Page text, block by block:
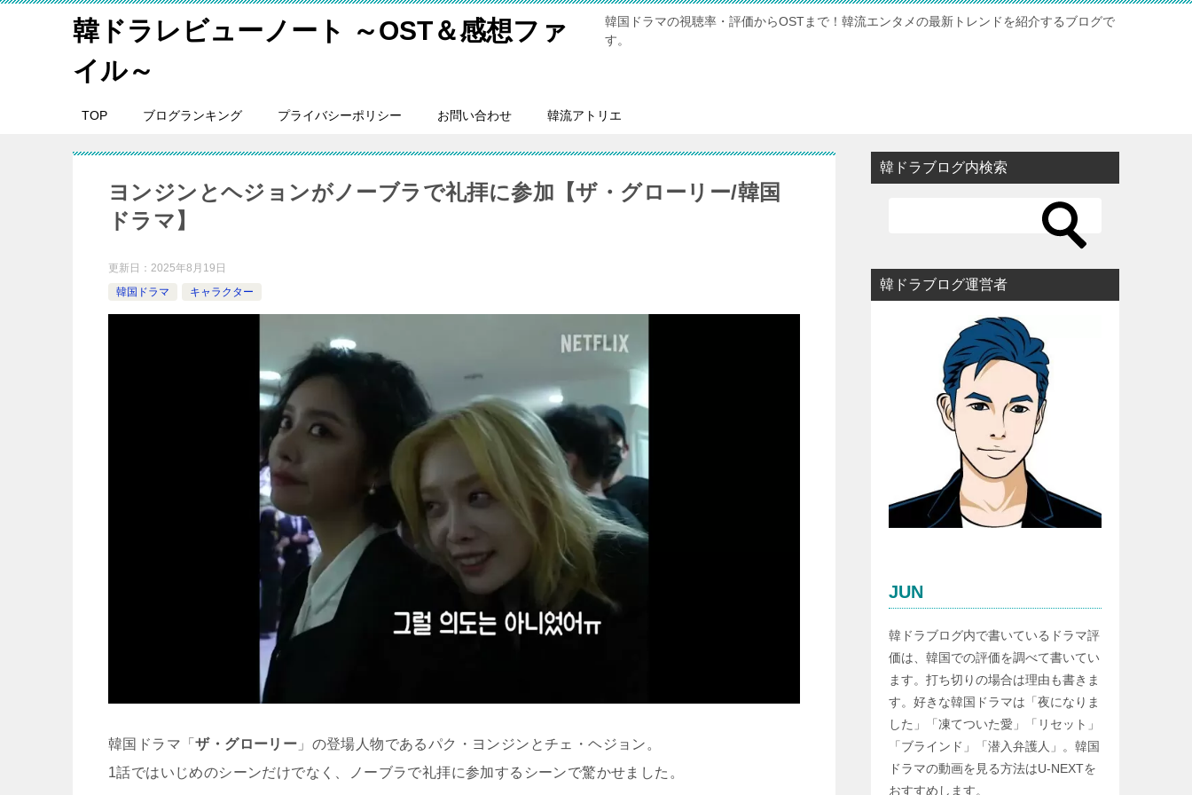
韓ドラレビューノート ～OST＆感想ファ
イル～
韓国ドラマの視聴率・評価からOSTまで！韓流エンタメの最新トレンドを紹介するブログで
す。
TOP ブログランキング プライバシーポリシー お問い合わせ 韓流アトリエ
ヨンジンとヘジョンがノーブラで礼拝に参加【ザ・グローリー/韓国
ドラマ】
更新日： 2025年8月19日
韓国ドラマ
キャラクター
韓国ドラマ「ザ・グローリー 」の登場人物であるパク・ヨンジンとチェ・ヘジョン。
1話ではいじめのシーンだけでなく、ノーブラで礼拝に参加するシーンで驚かせました。
韓ドラブログ内検索
韓ドラブログ運営者
JUN
韓ドラブログ内で書いているドラマ評
価は、韓国での評価を調べて書いてい
ます。打ち切りの場合は理由も書きま
す。好きな韓国ドラマは「夜になりま
した」「凍てついた愛」「リセット」
「ブラインド」「潜入弁護人」。韓国
ドラマの動画を見る方法はU-NEXTを
おすすめします。